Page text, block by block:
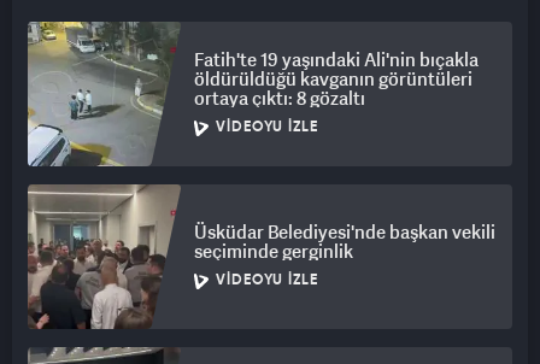
Fatih'te 19 yaşındaki Ali'nin bıçakla
öldürüldüğü kavganın görüntüleri
ortaya çıktı: 8 gözaltı
VIDEOYU İZLE
Üsküdar Belediyesi'nde başkan vekili
seçiminde gerginlik
VIDEOYU İZLE